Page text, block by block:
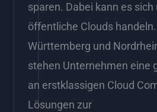
sparen. Dabei kann es
öffentliche Clouds
Württemberg und
stehen Unternehmen eine
an erstklassigen Cloud
Lösungen zur